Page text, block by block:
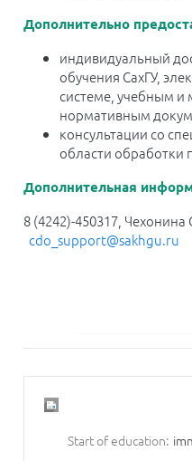
Дополнительно
индивидуальный
обучения СахГУ,
системе, учебным и
нормативным
консультации со
области обработки
Дополнительная
8 (4242)-450317,
cdo_support@sakhgu.ru
Start of education: